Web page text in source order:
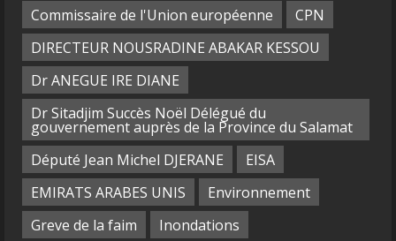
Commissaire de l'Union européenne
CPN
DIRECTEUR NOUSRADINE ABAKAR KESSOU
Dr ANEGUE IRE DIANE
Dr Sitadjim Succès Noël Délégué du
gouvernement auprès de la Province du Salamat
Député Jean Michel DJERANE
EISA
EMIRATS ARABES UNIS
Environnement
Greve de la faim
Inondations